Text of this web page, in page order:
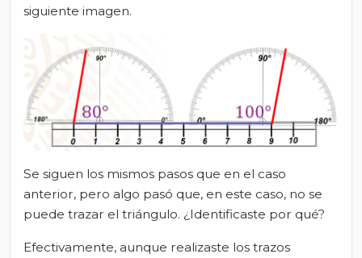
siguiente imagen.
Se siguen los mismos pasos que en el caso
anterior, pero algo pasó que, en este caso, no se
puede trazar el triángulo. ¿Identificaste por qué?
Efectivamente, aunque realizaste los trazos